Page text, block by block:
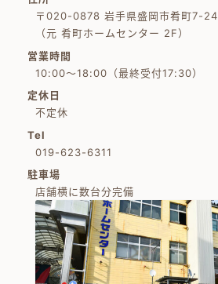
〒020-0878 岩手県盛岡市肴町7-24
（元 肴町ホームセンター 2F）
営業時間
10:00～18:00（最終受付17:30）
定休日
不定休
Tel
019-623-6311
駐車場
店舗横に数台分完備